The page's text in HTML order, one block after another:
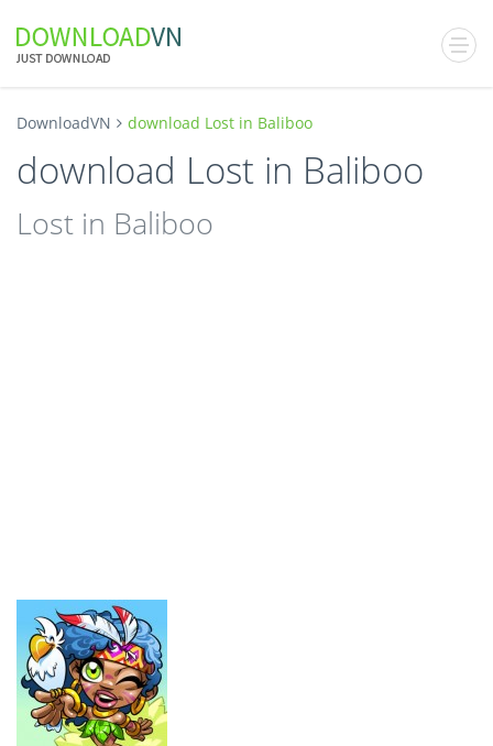
DownloadVN download Lost in Baliboo
download Lost in Baliboo
Lost in Baliboo